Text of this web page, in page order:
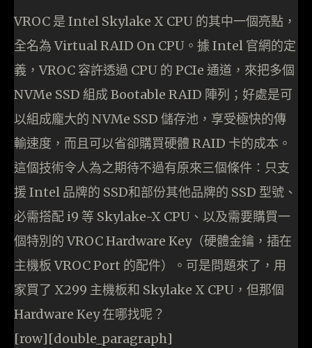
VROC 是 Intel Skylake X CPU 的其中一個亮點，
全名為 Virtual RAID On CPU。據 Intel 官網的定
義，VROC 容許透過 CPU 的 PCIe 通道，來把多個
NVMe SSD 組成 Bootable RAID 陣列；好處是可
以組成龐大的 NVMe SSD 儲存池，享受極快的傳
輸速度，而且可以省卻購買硬體 RAID 卡的成本。
這個技術令人為之期待不過有原來三個條件：只支
援 Intel 品牌的 SSD和部份其他品牌的 SSD 型號、
必需搭配 i9 等 Skylake-X CPU、以及需要購買一
個特別的 VROC Hardware Key（硬體金鑰，插在
主機板 VROC Port 的配件）。可是問題來了，用
家買了 X299 主機板和 Skylake X CPU，但那個
Hardware Key 在哪找呢？
[row][double_paragraph]